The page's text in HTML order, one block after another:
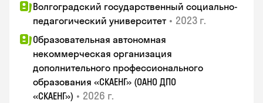
Волгоградский государственный социально-
педагогический университет • 2023 г.
Образовательная автономная
некоммерческая организация
дополнительного профессионального
образования «СКАЕНГ» (ОАНО ДПО
«СКАЕНГ») • 2026 г.